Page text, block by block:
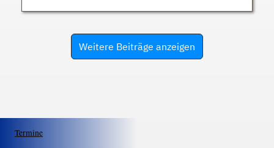
Weitere Beiträge anzeigen
Termine